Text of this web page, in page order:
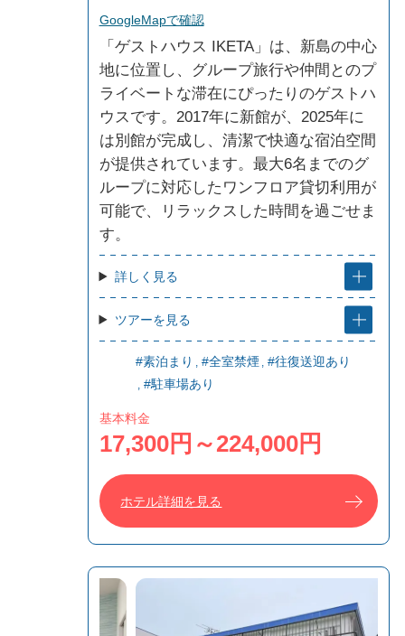
GoogleMapで確認
「ゲストハウス IKETA」は、新島の中心
地に位置し、グループ旅行や仲間とのプ
ライベートな滞在にぴったりのゲストハ
ウスです。2017年に新館が、2025年に
は別館が完成し、清潔で快適な宿泊空間
が提供されています。最大6名までのグ
ループに対応したワンフロア貸切利用が
可能で、リラックスした時間を過ごせま
す。
詳しく見る
ツアーを見る
#素泊まり #全室禁煙 #往復送迎あり
#駐車場あり
基本料金
17,300円～224,000円
ホテル詳細を見る